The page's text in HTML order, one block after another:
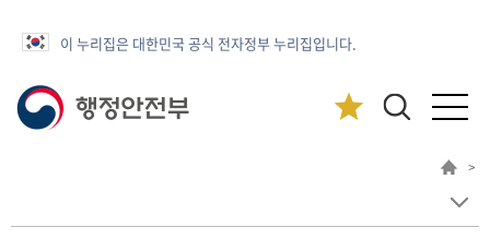
이 누리집은 대한민국 공식 전자정부 누리집입니다.
>